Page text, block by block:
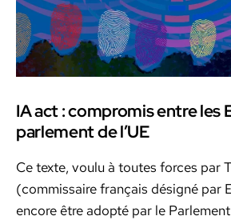
IA act : compromis entre les
parlement de l’UE
Ce texte, voulu à toutes forces par
(com­mis­saire français désigné par
encore être adop­té par le